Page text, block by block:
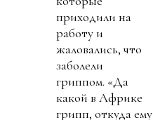
приходили на
работу и
жаловались, что
заболели
гриппом. «Да
какой в Африке
грипп, откуда ему